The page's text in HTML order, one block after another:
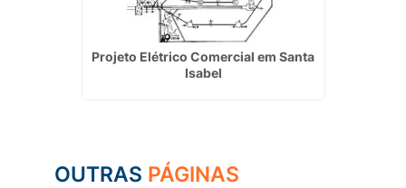
Projeto Elétrico Comercial em Santa
Isabel
OUTRAS PÁGINAS